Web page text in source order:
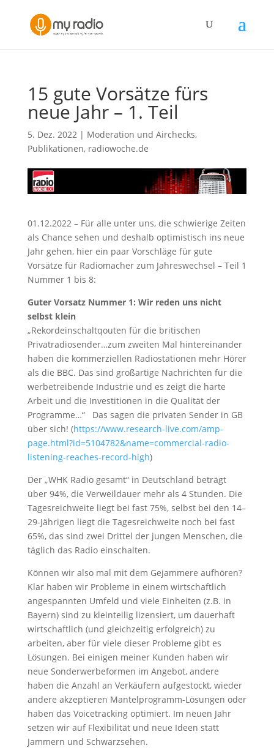
15 gute Vorsätze fürs
neue Jahr – 1. Teil
5. Dez. 2022| Moderation und Airchecks,
Publikationen, radiowoche.de
01.12.2022 – Für alle unter uns, die schwierige Zeiten
als Chance sehen und deshalb optimistisch ins neue
Jahr gehen, hier ein paar Vorschläge für gute
Vorsätze für Radiomacher zum Jahreswechsel – Teil 1
Nummer 1 bis 8:
Guter Vorsatz Nummer 1: Wir reden uns nicht
selbst klein
„Rekordeinschaltqouten für die britischen
Privatradiosender…zum zweiten Mal hintereinander
haben die kommerziellen Radiostationen mehr Hörer
als die BBC. Das sind großartige Nachrichten für die
werbetreibende Industrie und es zeigt die harte
Arbeit und die Investitionen in die Qualität der
Programme…“ Das sagen die privaten Sender in GB
über sich! (https://www.research-live.com/amp-
page.html?id=5104782&name=commercial-radio-
listening-reaches-record-high)
Der „WHK Radio gesamt“ in Deutschland beträgt
über 94%, die Verweildauer mehr als 4 Stunden. Die
Tagesreichweite liegt bei fast 75%, selbst bei den 14–
29-Jährigen liegt die Tagesreichweite noch bei fast
65%, das sind zwei Drittel der jungen Menschen, die
täglich das Radio einschalten.
Können wir also mal mit dem Gejammere aufhören?
Klar haben wir Probleme in einem wirtschaftlich
angespannten Umfeld und viele Einheiten (z.B. in
Bayern) sind zu kleinteilig lizensiert, um dauerhaft
wirtschaftlich (und gleichzeitig erfolgreich) zu
arbeiten, aber für viele dieser Probleme gibt es
Lösungen. Bei einigen meiner Kunden haben wir
neue Sonderwerbeformen im Angebot, andere
haben die Anzahl an Verkäufern aufgestockt, wieder
andere akzeptieren Mantelprogramm-Lösungen oder
haben das Voicetracking optimiert. Im neuen Jahr
setzen wir auf Flexibilität und neue Ideen statt
Jammern und Schwarzsehen.